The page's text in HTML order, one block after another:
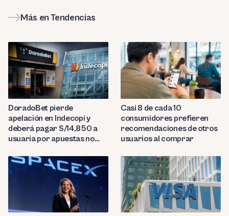
Más en Tendencias
DoradoBet pierde
apelación en Indecopi y
deberá pagar S/14,850 a
usuaria por apuestas no
Casi 8 de cada 10
consumidores prefieren
recomendaciones de otros
usuarios al comprar